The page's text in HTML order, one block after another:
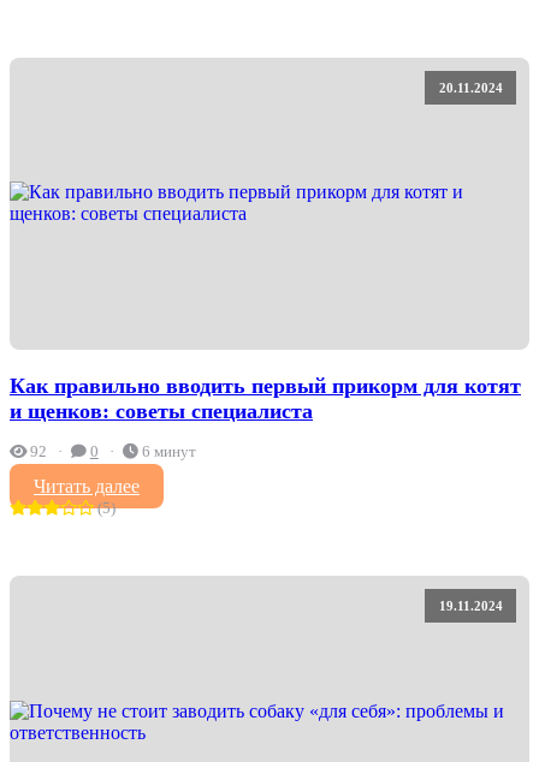
20.11.2024
Как правильно вводить первый прикорм для котят
и щенков: советы специалиста
92 0 6 минут
Читать далее
(5)
19.11.2024